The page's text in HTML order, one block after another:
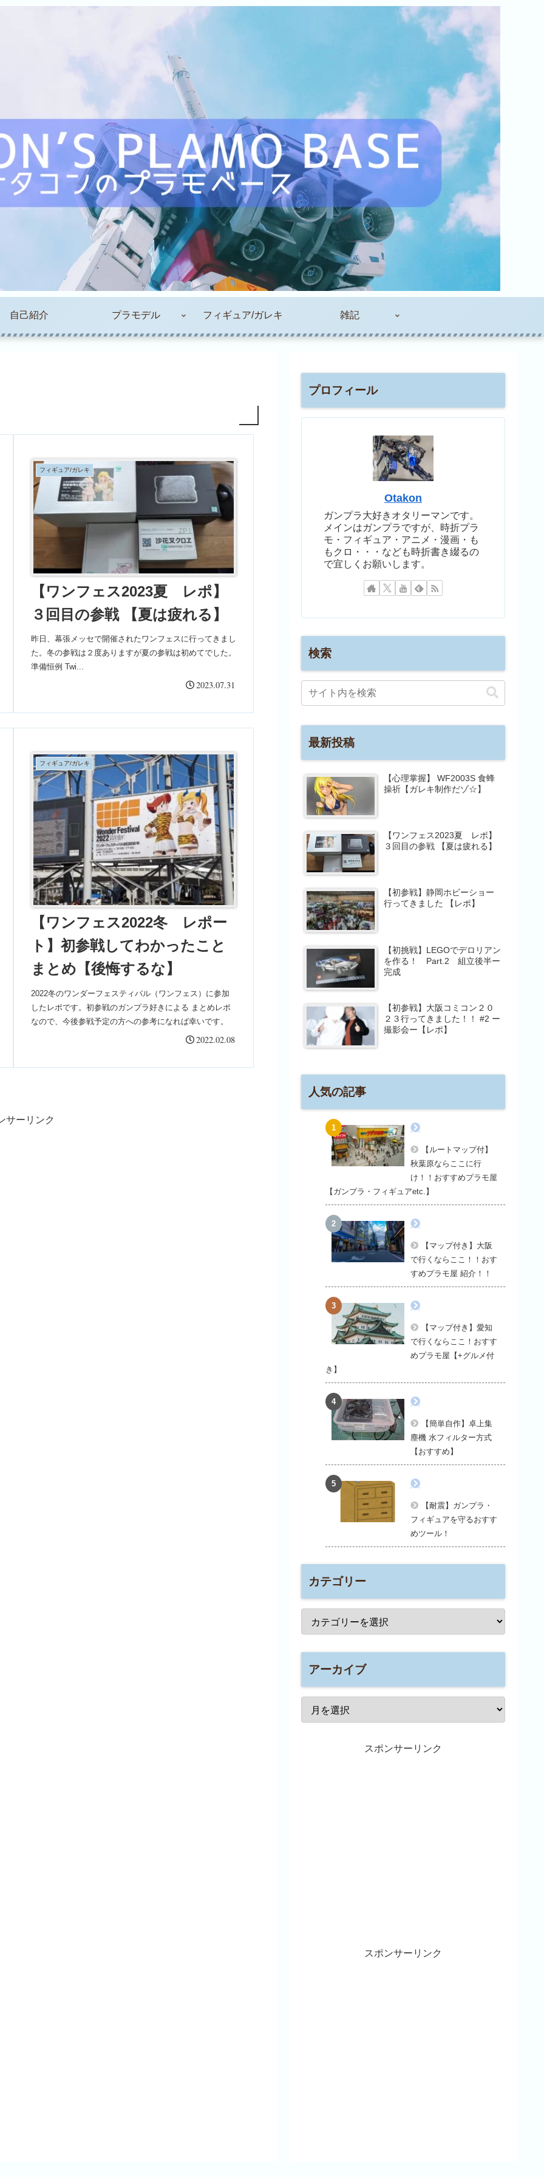
自己紹介 プラモデル フィギュア/ガレキ 雑記
フィギュア/ガレキ
【ワンフェス2023夏 レポ】
３回目の参戦 【夏は疲れる】
昨日、幕張メッセで開催されたワンフェスに行ってきまし
た。冬の参戦は２度ありますが夏の参戦は初めてでした。
準備恒例 Twi...
2023.07.31
フィギュア/ガレキ
【ワンフェス2022冬 レポー
ト】初参戦してわかったこと
まとめ【後悔するな】
2022冬のワンダーフェスティバル（ワンフェス）に参加
したレポです。初参戦のガンプラ好きによる まとめレポ
なので、今後参戦予定の方への参考になれば幸いです。
2022.02.08
サーリンク
プロフィール
Otakon
ガンプラ大好きオタリーマンです。
メインはガンプラですが、時折プラ
モ・フィギュア・アニメ・漫画・も
もクロ・・・なども時折書き綴るの
で宜しくお願いします。
検索
最新投稿
【心理掌握】 WF2003S 食蜂
操祈【ガレキ制作だゾ☆】
【ワンフェス2023夏 レポ】
３回目の参戦 【夏は疲れる】
【初参戦】静岡ホビーショー
行ってきました 【レポ】
【初挑戦】LEGOでデロリアン
を作る！ Part.2 組立後半ー
完成
【初参戦】大阪コミコン２０
２３行ってきました！！ #2 ー
撮影会ー【レポ】
人気の記事
【ルートマップ付】
秋葉原ならここに行
け！！おすすめプラモ屋
【ガンプラ・フィギュアetc.】
【マップ付き】大阪
で行くならここ！！おす
すめプラモ屋 紹介！！
【マップ付き】愛知
で行くならここ！おすす
めプラモ屋【+グルメ付
き】
【簡単自作】卓上集
塵機 水フィルター方式
【おすすめ】
【耐震】ガンプラ・
フィギュアを守るおすす
めツール！
カテゴリー
アーカイブ
スポンサーリンク
スポンサーリンク